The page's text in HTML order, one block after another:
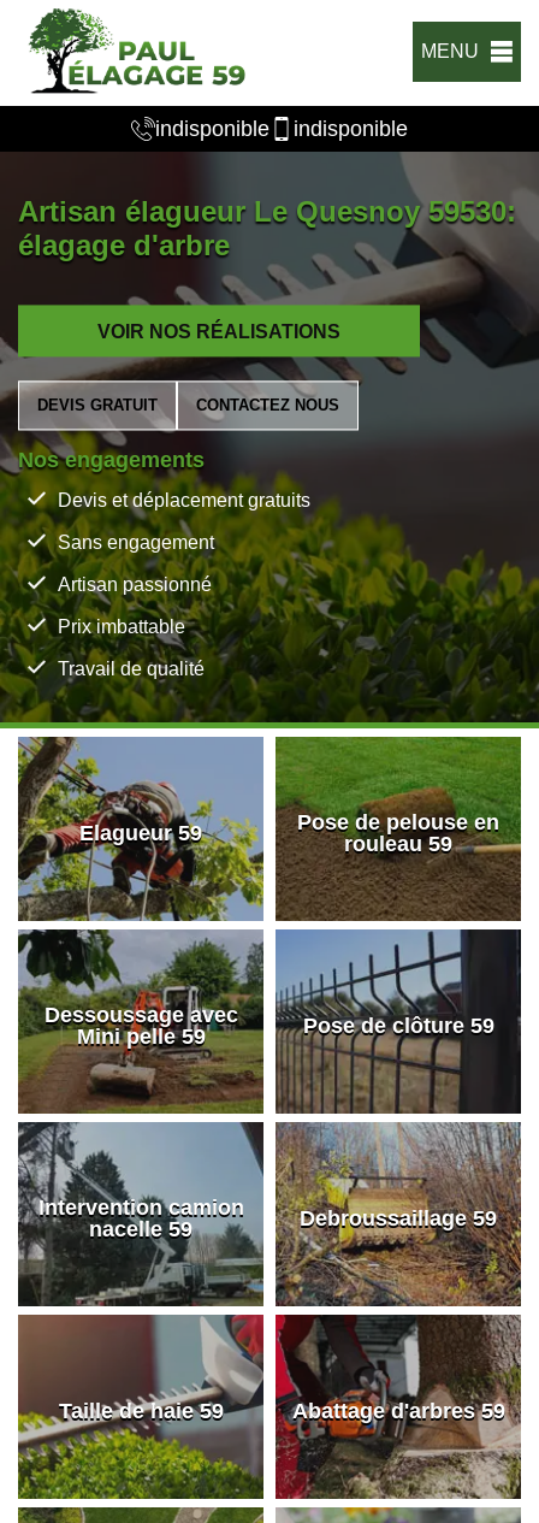
MENU
indisponible indisponible
Artisan élagueur Le Quesnoy 59530:
élagage d'arbre
VOIR NOS RÉALISATIONS
DEVIS GRATUIT CONTACTEZ NOUS
Nos engagements
Devis et déplacement gratuits
Sans engagement
Artisan passionné
Prix imbattable
Travail de qualité
Elagueur 59
Pose de pelouse en
rouleau 59
Dessoussage avec
Mini pelle 59
Pose de clôture 59
Intervention camion
nacelle 59
Debroussaillage 59
Taille de haie 59 Abattage d'arbres 59